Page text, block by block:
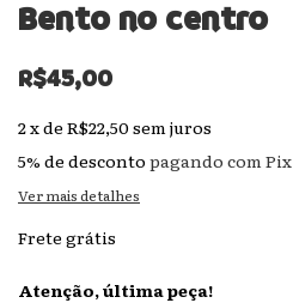
Bento no centro
R$45,00
2xde R$22,50 sem juros
5% de desconto pagando com Pix
Ver mais detalhes
Frete grátis
Atenção, última peça!